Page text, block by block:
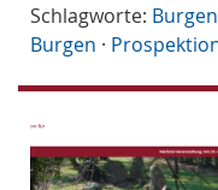
Schlagworte:
Burgen ·